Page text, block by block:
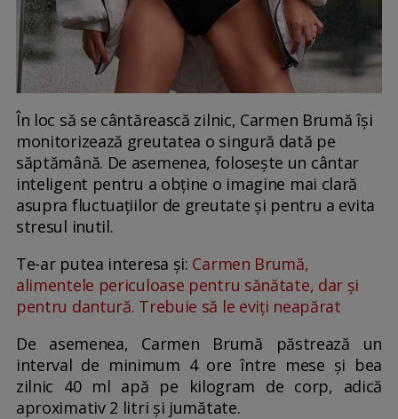
În loc să se cântărească zilnic, Carmen Brumă își
monitorizează greutatea o singură dată pe
săptămână. De asemenea, folosește un cântar
inteligent pentru a obține o imagine mai clară
asupra fluctuațiilor de greutate și pentru a evita
stresul inutil.
Te-ar putea interesa și: Carmen Brumă,
alimentele periculoase pentru sănătate, dar și
pentru dantură. Trebuie să le eviți neapărat
De asemenea, Carmen Brumă păstrează un
interval de minimum 4 ore între mese și bea
zilnic 40 ml apă pe kilogram de corp, adică
aproximativ 2 litri și jumătate.